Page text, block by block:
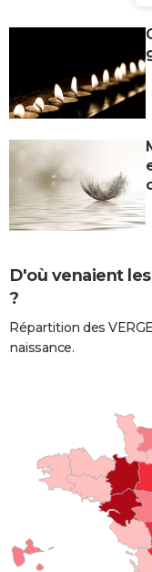
D'où venaient
?
Répartition des
naissance.